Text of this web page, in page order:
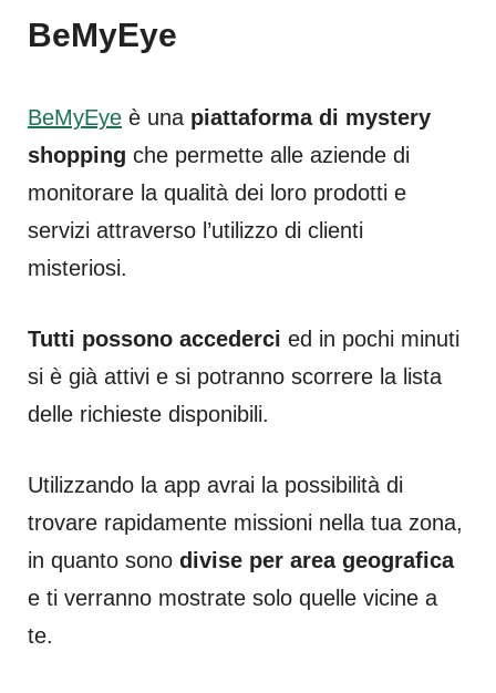
BeMyEye
BeMyEye è una piattaforma di mystery
shopping che permette alle aziende di
monitorare la qualità dei loro prodotti e
servizi attraverso l’utilizzo di clienti
misteriosi.
Tutti possono accederci ed in pochi minuti
si è già attivi e si potranno scorrere la lista
delle richieste disponibili.
Utilizzando la app avrai la possibilità di
trovare rapidamente missioni nella tua zona,
in quanto sono divise per area geografica
e ti verranno mostrate solo quelle vicine a
te.